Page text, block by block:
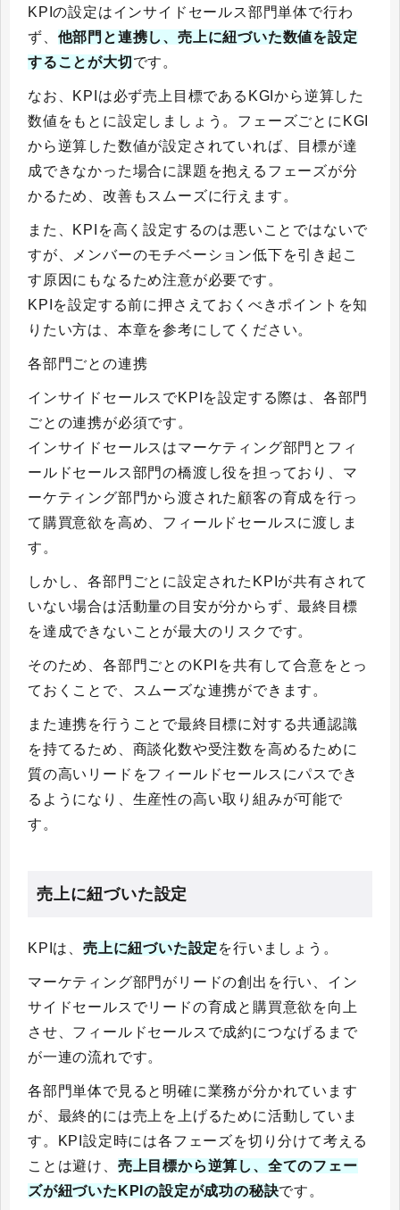
KPIの設定はインサイドセールス部門単体で行わ
ず、 他部門と連携し、売上に紐づいた数値を設定
することが大切 です。
なお、KPIは必ず売上目標であるKGIから逆算した
数値をもとに設定しましょう。フェーズごとにKGI
から逆算した数値が設定されていれば、目標が達
成できなかった場合に課題を抱えるフェーズが分
かるため、改善もスムーズに行えます。
また、KPIを高く設定するのは悪いことではないで
すが、メンバーのモチベーション低下を引き起こ
す原因にもなるため注意が必要です。
KPIを設定する前に押さえておくべきポイントを知
りたい方は、本章を参考にしてください。
各部門ごとの連携
インサイドセールスでKPIを設定する際は、各部門
ごとの連携が必須です。
インサイドセールスはマーケティング部門とフィ
ールドセールス部門の橋渡し役を担っており、マ
ーケティング部門から渡された顧客の育成を行っ
て購買意欲を高め、フィールドセールスに渡しま
す。
しかし、各部門ごとに設定されたKPIが共有されて
いない場合は活動量の目安が分からず、最終目標
を達成できないことが最大のリスクです。
そのため、各部門ごとのKPIを共有して合意をとっ
ておくことで、スムーズな連携ができます。
また連携を行うことで最終目標に対する共通認識
を持てるため、商談化数や受注数を高めるために
質の高いリードをフィールドセールスにパスでき
るようになり、生産性の高い取り組みが可能で
す。
売上に紐づいた設定
KPIは、 売上に紐づいた設定 を行いましょう。
マーケティング部門がリードの創出を行い、イン
サイドセールスでリードの育成と購買意欲を向上
させ、フィールドセールスで成約につなげるまで
が一連の流れです。
各部門単体で見ると明確に業務が分かれています
が、最終的には売上を上げるために活動していま
す。KPI設定時には各フェーズを切り分けて考える
ことは避け、 売上目標から逆算し、全てのフェー
ズが紐づいたKPIの設定が成功の秘訣です。